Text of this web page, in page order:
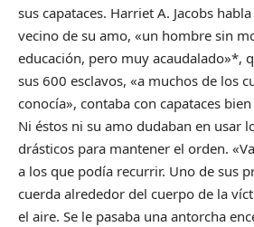
sus capataces. Harriet A. Jacobs
vecino de su amo, «un hombre sin
educación, pero muy acaudalado»*,
sus 600 esclavos, «a muchos de los
conocía», contaba con capataces
Ni éstos ni su amo dudaban en usar
drásticos para mantener el orden.
a los que podía recurrir. Uno de sus
cuerda alrededor del cuerpo de la
el aire. Se le pasaba una antorcha